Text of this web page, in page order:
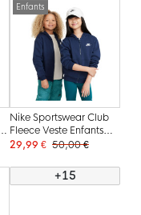
Enfants
Nike Sportswear Club
Fleece Veste Enfants
Bleu Foncé Blanc
29,99 € 50,00 €
+15